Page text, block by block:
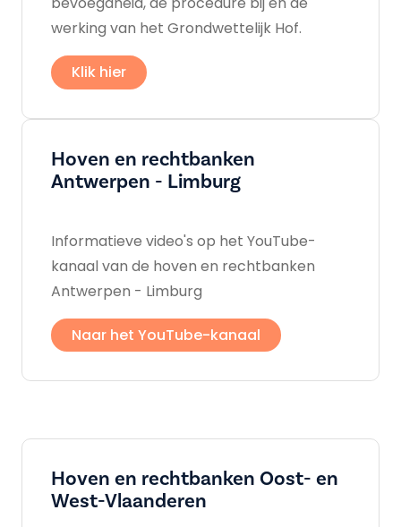
werking van het Grondwettelijk Hof.
Klik hier
Hoven en rechtbanken
Antwerpen - Limburg
Informatieve video's op het YouTube-
kanaal van de hoven en rechtbanken
Antwerpen - Limburg
Naar het YouTube-kanaal
Hoven en rechtbanken Oost- en
West-Vlaanderen